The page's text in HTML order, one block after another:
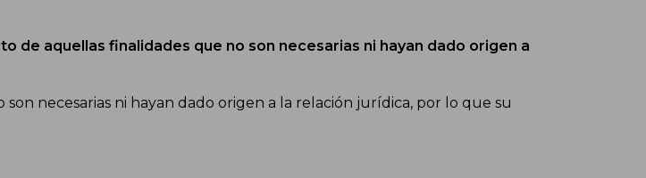
de aquellas finalidades que no son necesarias ni hayan dado origen a
necesarias ni hayan dado origen a la relación jurídica, por lo que su